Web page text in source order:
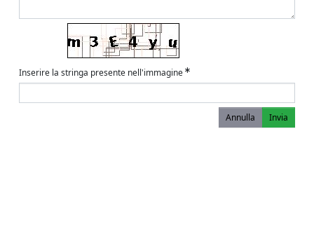
Inserire la stringa presente nell'immagine
Annulla Invia